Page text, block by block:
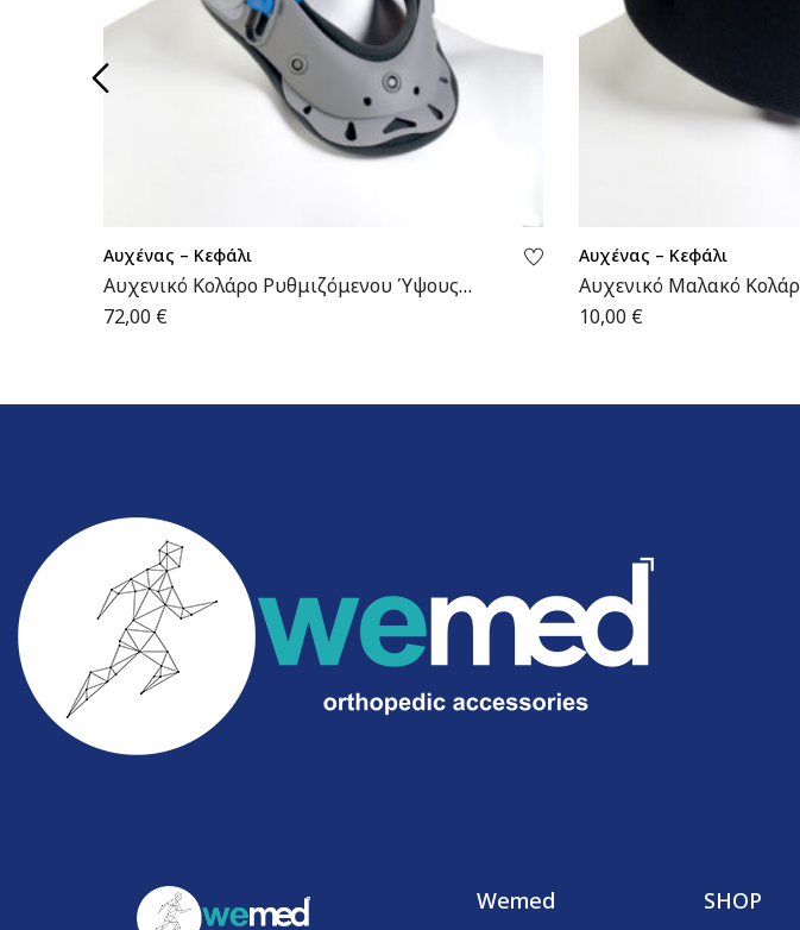
Αυχένας – Κεφάλι
Αυχενικό Κολάρο Ρυθμιζόμενου Ύψους
Διπλής Βαλβίδας | MB/COLLAR | Wemed
72,00 €
Αυχένας – Κεφάλι
Αυχενικό Μαλακό
10,00 €
Wemed SHOP